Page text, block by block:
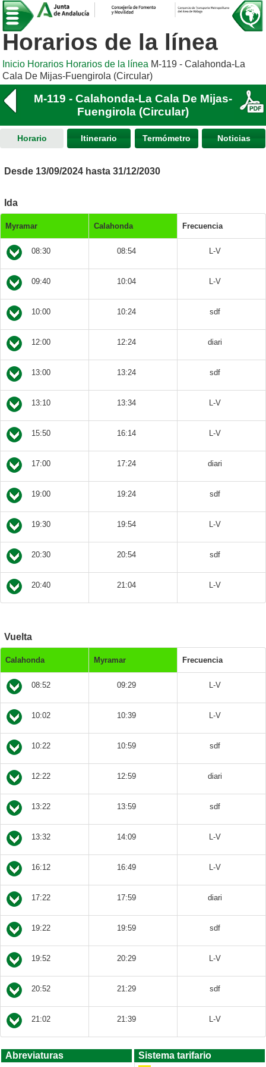
Horarios de la línea
Inicio Horarios Horarios de la línea M-119 - Calahonda-La
Cala De Mijas-Fuengirola (Circular)
M-119 - Calahonda-La Cala De Mijas-
Fuengirola (Circular)
Horario Itinerario Termómetro Noticias
Desde 13/09/2024 hasta 31/12/2030
Ida
Myramar Calahonda Frecuencia
08:30 08:54 L-V
09:40 10:04 L-V
10:00 10:24 sdf
12:00 12:24 diari
13:00 13:24 sdf
13:10 13:34 L-V
15:50 16:14 L-V
17:00 17:24 diari
19:00 19:24 sdf
19:30 19:54 L-V
20:30 20:54 sdf
20:40 21:04 L-V
Vuelta
Calahonda Myramar Frecuencia
08:52 09:29 L-V
10:02 10:39 L-V
10:22 10:59 sdf
12:22 12:59 diari
13:22 13:59 sdf
13:32 14:09 L-V
16:12 16:49 L-V
17:22 17:59 diari
19:22 19:59 sdf
19:52 20:29 L-V
20:52 21:29 sdf
21:02 21:39 L-V
Abreviaturas
Sistema tarifario